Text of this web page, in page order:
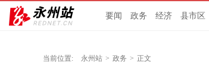
要闻 政务 经济 县市区
当前位置: 永州站 > 政务 > 正文